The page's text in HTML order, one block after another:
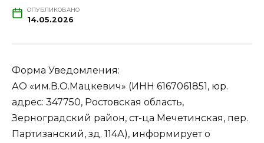
ОПУБЛИКОВАНО
14.05.2026
Форма Уведомления:
АО «им.В.О.Мацкевич» (ИНН 6167061851, юр.
адрес: 347750, Ростовская область,
Зерноградский район, ст-ца Мечетинская, пер.
Партизанский, зд. 114А), информирует о